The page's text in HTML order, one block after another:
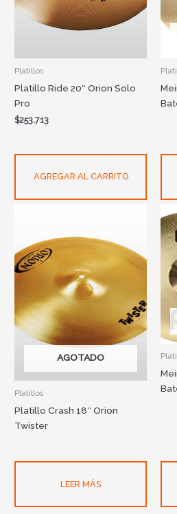
Platillos
Platillo Ride 20″ Orion Solo
Pro
$253.713
AGREGAR AL CARRITO
AGOTADO
Platillos
Platillo Crash 18″ Orion
Twister
LEER MÁS